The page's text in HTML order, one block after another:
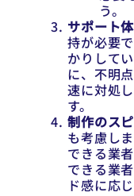
う。
サポート
持が必要
かりして
に、不明
速に対処
す。
制作のス
も考慮し
できる業
できる業
ド感に応